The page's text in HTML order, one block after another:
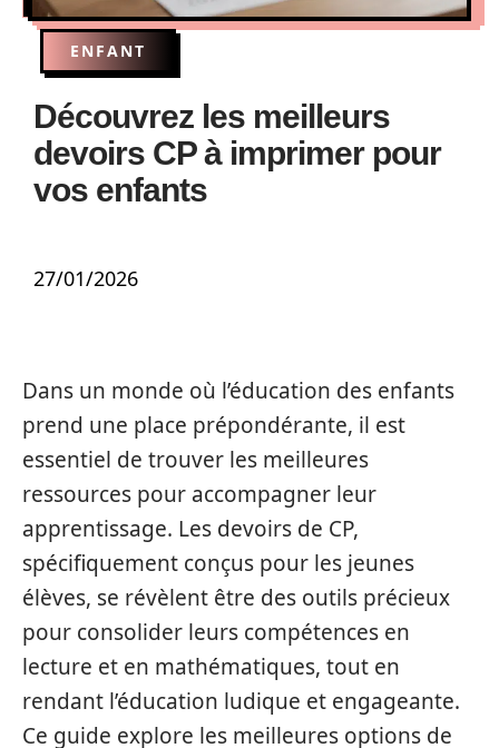
ENFANT
Découvrez les meilleurs
devoirs CP à imprimer pour
vos enfants
27/01/2026
Dans un monde où l’éducation des enfants
prend une place prépondérante, il est
essentiel de trouver les meilleures
ressources pour accompagner leur
apprentissage. Les devoirs de CP,
spécifiquement conçus pour les jeunes
élèves, se révèlent être des outils précieux
pour consolider leurs compétences en
lecture et en mathématiques, tout en
rendant l’éducation ludique et engageante.
Ce guide explore les meilleures options de